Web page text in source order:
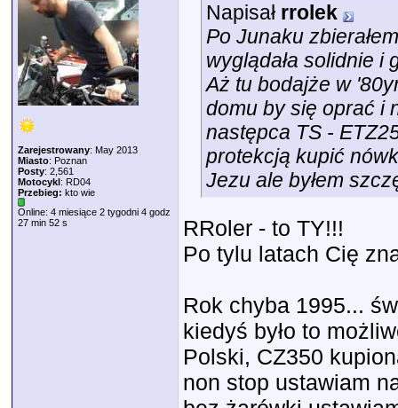
Zarejestrowany: May 2013
Miasto: Poznan
Posty: 2,561
Motocykl: RD04
Przebieg: kto wie
Online: 4 miesiące 2 tygodni 4 godz
27 min 52 s
Napisał rrolek
Po Junaku
wyglądała solidnie i
Aż tu bodajże w
domu by się oprać i
następca TS -
protekcją kupić
Jezu ale byłem
RRoler - to TY!!!
Po tylu latach Cię
Rok chyba 1995...
kiedyś było to
Polski, CZ350
non stop ustawiam